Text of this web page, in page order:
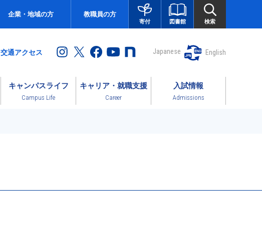
企業・地域の方 教職員の方
寄付 図書館 検索
交通アクセス Japanese English
キャンパスライフ
Campus Life
キャリア・就職支援
Career
入試情報
Admissions